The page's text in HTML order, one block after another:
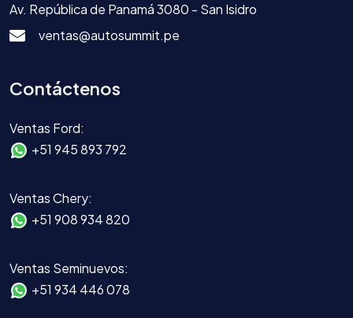
Av. República de Panamá 3080 - San Isidro
ventas@autosummit.pe
Contáctenos
Ventas Ford:
+51 945 893 792
Ventas Chery:
+51 908 934 820
Ventas Seminuevos:
+51 934 446 078